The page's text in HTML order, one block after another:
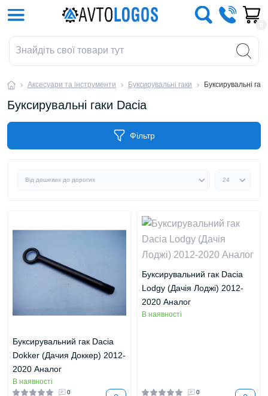
Аксесуари та інструменти Буксирувальні гаки Буксирувальні
Буксирувальні гаки Dacia
Фільтр
Буксирувальний гак Dacia
Dokker (Дачия Доккер) 2012-
2020 Аналог
В наявності
0
Буксирувальний гак Dacia
Lodgy (Дачія Лоджі) 2012-
2020 Аналог
В наявності
0